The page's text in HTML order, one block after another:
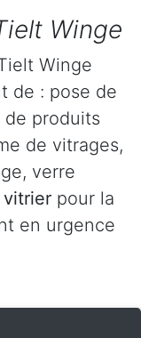
Winge
Winge
de : pose de
produits
de vitrages,
verre
vitrier pour la
en urgence